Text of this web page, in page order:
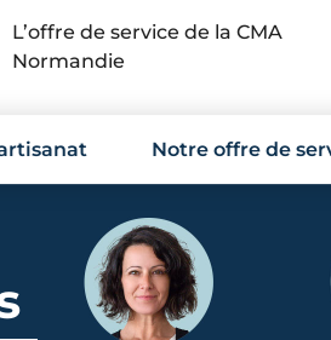
L’offre de service de la CMA
Normandie
Notre offre de